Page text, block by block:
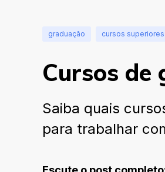
graduação cursos superiores
Cursos
Saiba quais
para trabalhar